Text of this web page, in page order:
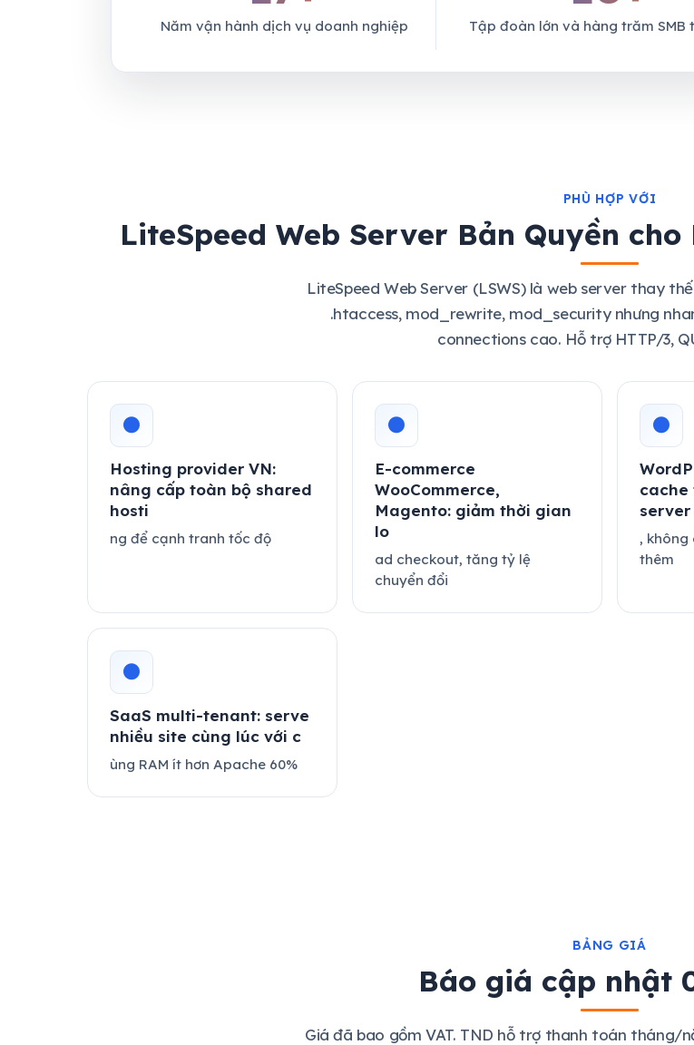
Năm vận hành dịch vụ doanh nghiệp Tập đoàn lớn và hàng trăm SMB
PHÙ HỢP VỚI
LiteSpeed Web Server Bản Quyền
LiteSpeed Web Server (LSWS) là web server thay
.htaccess, mod_rewrite, mod_security nhưng
connections cao. Hỗ trợ HTTP/3,
●
Hosting provider VN:
nâng cấp toàn bộ shared
hosti
ng để cạnh tranh tốc độ
●
E-commerce
WooCommerce,
Magento: giảm thời gian
lo
ad checkout, tăng tỷ lệ
chuyển đổi
●
cache
server
, không
thêm
●
SaaS multi-tenant: serve
nhiều site cùng lúc với c
ùng RAM ít hơn Apache 60%
BẢNG GIÁ
Báo giá cập nhật
Giá đã bao gồm VAT. TND hỗ trợ thanh toán tháng/